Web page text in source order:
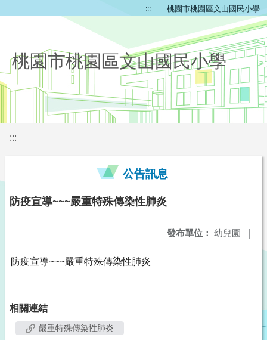
::: 桃園市桃園區文山國民小學
桃園市桃園區文山國民小學
:::
公告訊息
防疫宣導~~~嚴重特殊傳染性肺炎
發布單位： 幼兒園 |
防疫宣導~~~嚴重特殊傳染性肺炎
相關連結
嚴重特殊傳染性肺炎